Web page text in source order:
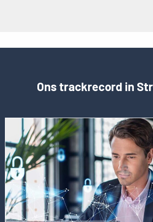
Ons trackrecord in
meer
over
deze
vacature
Manager
Business
Development